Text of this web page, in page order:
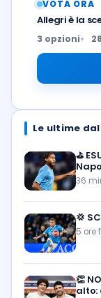
VOTA ORA
Allegri è la
3 opzioni
Le ultime
⛳
36
💢
5 ore
👏
alto: